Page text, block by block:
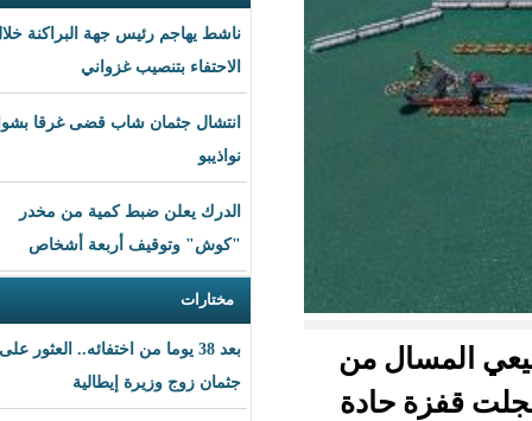
ناشط يهاجم رئيس جهة البراكنة خلال
الاحتفاء بتنصيب غزواني
انتشال جثمان شاب قضى غرقا بشواطئ
الدرك يعلن ضبط كمية من مخدر
"كوش" وتوقيف أربعة أشخاص
بعد 38 يوما من اختفائه.. العثور على
جثمان زوج وزيرة إيطالية
من